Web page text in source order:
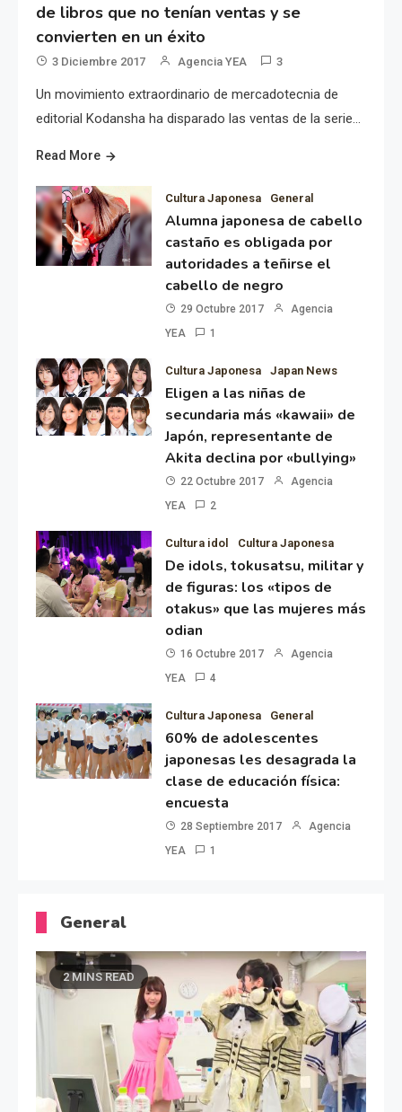
de libros que no tenían ventas y se
convierten en un éxito
3 Diciembre 2017 Agencia YEA 3
Un movimiento extraordinario de mercadotecnia de
editorial Kodansha ha disparado las ventas de la serie…
Read More
Cultura Japonesa General
Alumna japonesa de cabello
castaño es obligada por
autoridades a teñirse el
cabello de negro
29 Octubre 2017
Agencia
YEA
1
Cultura Japonesa Japan News
Eligen a las niñas de
secundaria más «kawaii» de
Japón, representante de
Akita declina por «bullying»
22 Octubre 2017
Agencia
YEA
2
Cultura idol Cultura Japonesa
De idols, tokusatsu, militar y
de figuras: los «tipos de
otakus» que las mujeres más
odian
16 Octubre 2017
Agencia
YEA
4
Cultura Japonesa General
60% de adolescentes
japonesas les desagrada la
clase de educación física:
encuesta
28 Septiembre 2017
Agencia
YEA
1
General
2 MINS READ